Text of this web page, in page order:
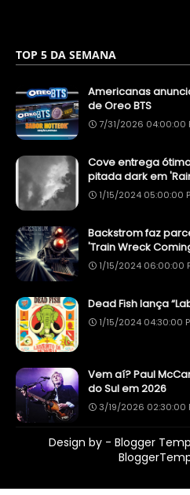
TOP 5 DA SEMANA
Americanas
de Oreo BTS
7/31/2026 04:00:00
Cove entrega
pitada dark em
1/15/2024 05:00:00
Backstrom faz
'Train Wreck
1/15/2024 06:00:00
Dead Fish lança
1/15/2024 04:30:00
Vem aí? Paul
do Sul em 2026
3/19/2026 02:30:00
Design by - Blogger